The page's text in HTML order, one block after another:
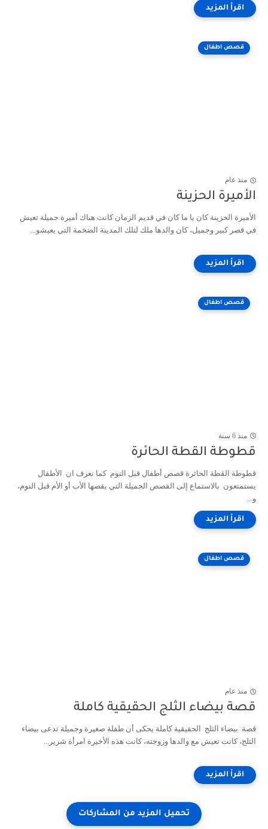
قصص اطفال
منذ عام
الأميرة الحزينة
الأميرة الحزينة كان يا ما كان في قديم الزمان كانت هناك أميرة جميلة تعيش
في قصر كبير وجميل، كان والدها ملك لتلك المدينة الضخمة التي يعيشو...
قصص اطفال
منذ 6 سنة
قطوطة القطة الحائرة
قطوطة القطة الحائرة قصص أطفال قبل النوم كما نعرف ان الأطفال
يستمتعون بالاستماع إلى القصص الجميلة التي يقصها الأب أو الأم قبل النوم،
و...
قصص اطفال
منذ عام
قصة بيضاء الثلج الحقيقية كاملة
قصة بيضاء الثلج الحقيقية كاملة يحكى أن طفلة صغيرة وجميلة تدعى بيضاء
الثلج، كانت تعيش مع والدها وزوجته، كانت هذه الأخيرة امرأة شرير...